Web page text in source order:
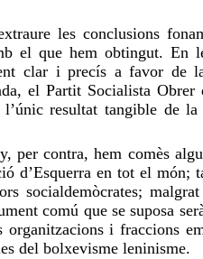
les conclusions
el que hem obtingut. En
clar i precís a favor de
el Partit Socialista Obrer
l’únic resultat tangible de
per contra, hem comès
d’Esquerra en tot el món;
socialdemòcrates;
comú que se suposa
organitzacions ifraccions
del bolxevisme leninisme.